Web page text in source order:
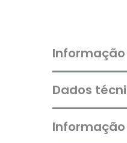
Informação
Dados